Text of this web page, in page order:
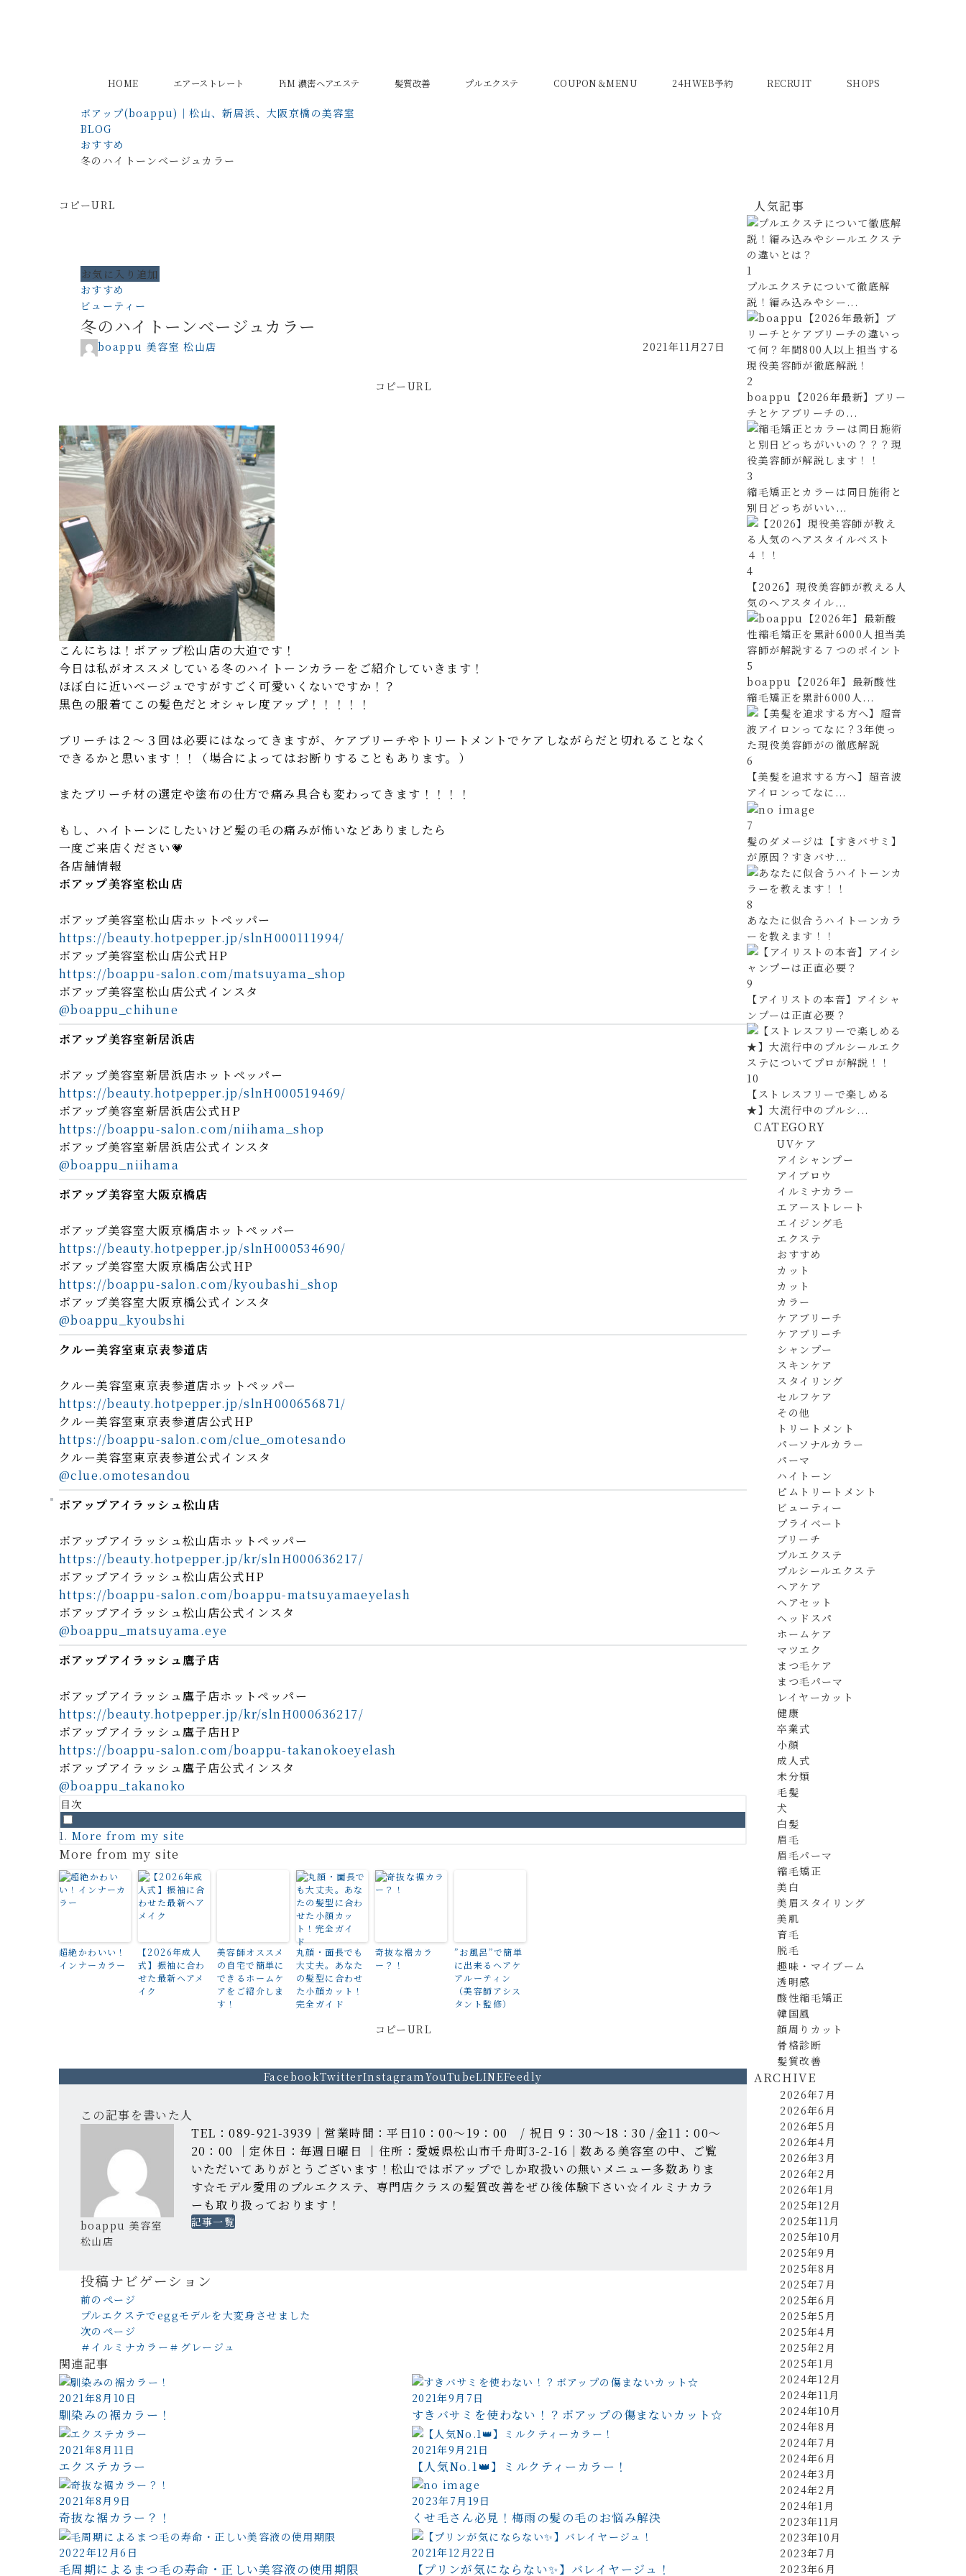
HOME エアーストレート PiM 濃密ヘアエステ 髪質改善 プルエクステ COUPON＆MENU 24HWEB予約 RECRUIT SHOPS
ボアップ(boappu)｜松山、新居浜、大阪京橋の美容室
BLOG
おすすめ
冬のハイトーンベージュカラー
コピーURL
お気に入り追加
おすすめ
ビューティー
冬のハイトーンベージュカラー
2021年11月27日
boappu 美容室 松山店
コピーURL
こんにちは！ボアップ松山店の大迫です！
今日は私がオススメしている冬のハイトーンカラーをご紹介していきます！
ほぼ白に近いベージュですがすごく可愛いくないですか！？
黒色の服着てこの髪色だとオシャレ度アップ！！！！！
ブリーチは２〜３回は必要にはなってきますが、ケアブリーチやトリートメントでケアしながらだと切れることなく
できるかと思います！！（場合によってはお断りすることもあります。）
またブリーチ材の選定や塗布の仕方で痛み具合も変わってきます！！！！
もし、ハイトーンにしたいけど髪の毛の痛みが怖いなどありましたら
一度ご来店ください💗
各店舗情報
ボアップ美容室松山店
ボアップ美容室松山店ホットペッパー
https://beauty.hotpepper.jp/slnH000111994/
ボアップ美容室松山店公式HP
https://boappu-salon.com/matsuyama_shop
ボアップ美容室松山店公式インスタ
@boappu_chihune
ボアップ美容室新居浜店
ボアップ美容室新居浜店ホットペッパー
https://beauty.hotpepper.jp/slnH000519469/
ボアップ美容室新居浜店公式HP
https://boappu-salon.com/niihama_shop
ボアップ美容室新居浜店公式インスタ
@boappu_niihama
ボアップ美容室大阪京橋店
ボアップ美容室大阪京橋店ホットペッパー
https://beauty.hotpepper.jp/slnH000534690/
ボアップ美容室大阪京橋店公式HP
https://boappu-salon.com/kyoubashi_shop
ボアップ美容室大阪京橋公式インスタ
@boappu_kyoubshi
クルー美容室東京表参道店
クルー美容室東京表参道店ホットペッパー
https://beauty.hotpepper.jp/slnH000656871/
クルー美容室東京表参道店公式HP
https://boappu-salon.com/clue_omotesando
クルー美容室東京表参道公式インスタ
@clue.omotesandou
ボアップアイラッシュ松山店
ボアップアイラッシュ松山店ホットペッパー
https://beauty.hotpepper.jp/kr/slnH000636217/
ボアップアイラッシュ松山店公式HP
https://boappu-salon.com/boappu-matsuyamaeyelash
ボアップアイラッシュ松山店公式インスタ
@boappu_matsuyama.eye
ボアップアイラッシュ鷹子店
ボアップアイラッシュ鷹子店ホットペッパー
https://beauty.hotpepper.jp/kr/slnH000636217/
ボアップアイラッシュ鷹子店HP
https://boappu-salon.com/boappu-takanokoeyelash
ボアップアイラッシュ鷹子店公式インスタ
@boappu_takanoko
目次
More from my site
More from my site
超絶かわいい！
インナーカラー
【2026年成人
式】振袖に合わ
せた最新ヘアメ
イク
美容師オススメ
の自宅で簡単に
できるホームケ
アをご紹介しま
す！
丸顔・面長でも
大丈夫。あなた
の髪型に合わせ
た小顔カット！
完全ガイド
奇抜な裾カラ
ー？！
”お風呂”で簡単
に出来るヘアケ
アルーティン
（美容師アシス
タント監修）
コピーURL
FacebookTwitterInstagramYouTubeLINEFeedly
この記事を書いた人
boappu 美容室
松山店
TEL：089-921-3939｜営業時間：平日10：00～19：00 / 祝日 9：30～18：30 /金11：00～
20：00 ｜定休日：毎週日曜日 ｜住所：愛媛県松山市千舟町3-2-16｜数ある美容室の中、ご覧
いただいてありがとうございます！松山ではボアップでしか取扱いの無いメニュー多数ありま
す☆モデル愛用のプルエクステ、専門店クラスの髪質改善をぜひ後体験下さい☆イルミナカラ
ーも取り扱っております！
記事一覧
投稿ナビゲーション
前のページ
プルエクステでeggモデルを大変身させました
次のページ
＃イルミナカラー＃グレージュ
関連記事
2021年8月10日
馴染みの裾カラー！
2021年9月7日
すきバサミを使わない！？ボアップの傷まないカット☆
2021年8月11日
エクステカラー
2021年9月21日
【人気No.1👑】ミルクティーカラー！
2021年8月9日
奇抜な裾カラー？！
2023年7月19日
くせ毛さん必見！梅雨の髪の毛のお悩み解決
2022年12月6日
毛周期によるまつ毛の寿命・正しい美容液の使用期限
2021年12月22日
【プリンが気にならない✨】バレイヤージュ！
人気記事
1
プルエクステについて徹底解
説！編み込みやシー...
2
boappu【2026年最新】ブリー
チとケアブリーチの...
3
縮毛矯正とカラーは同日施術と
別日どっちがいい...
4
【2026】現役美容師が教える人
気のヘアスタイル...
5
boappu【2026年】最新酸性
縮毛矯正を累計6000人...
6
【美髪を追求する方へ】超音波
アイロンってなに...
7
髪のダメージは【すきバサミ】
が原因？すきバサ...
8
あなたに似合うハイトーンカラ
ーを教えます！！
9
【アイリストの本音】アイシャ
ンプーは正直必要？
10
【ストレスフリーで楽しめる
★】大流行中のプルシ...
CATEGORY
UVケア
アイシャンプー
アイブロウ
イルミナカラー
エアーストレート
エイジング毛
エクステ
おすすめ
カット
カット
カラー
ケアブリーチ
ケアブリーチ
シャンプー
スキンケア
スタイリング
セルフケア
その他
トリートメント
パーソナルカラー
パーマ
ハイトーン
ピムトリートメント
ビューティー
プライベート
ブリーチ
プルエクステ
プルシールエクステ
ヘアケア
ヘアセット
ヘッドスパ
ホームケア
マツエク
まつ毛ケア
まつ毛パーマ
レイヤーカット
健康
卒業式
小顔
成人式
未分類
毛髪
犬
白髪
眉毛
眉毛パーマ
縮毛矯正
美白
美眉スタイリング
美肌
育毛
脱毛
趣味・マイブーム
透明感
酸性縮毛矯正
韓国風
顔周りカット
骨格診断
髪質改善
ARCHIVE
2026年7月
2026年6月
2026年5月
2026年4月
2026年3月
2026年2月
2026年1月
2025年12月
2025年11月
2025年10月
2025年9月
2025年8月
2025年7月
2025年6月
2025年5月
2025年4月
2025年2月
2025年1月
2024年12月
2024年11月
2024年10月
2024年8月
2024年7月
2024年6月
2024年3月
2024年2月
2024年1月
2023年11月
2023年10月
2023年7月
2023年6月